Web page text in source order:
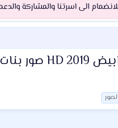
الى اسرتنا والمشاركة